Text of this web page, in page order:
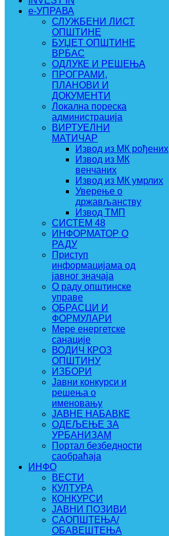
e-УПРАВА
СЛУЖБЕНИ ЛИСТ
ОПШТИНЕ
БУЏЕТ ОПШТИНЕ
ВРБАС
ОДЛУКЕ И РЕШЕЊА
ПРОГРАМИ,
ПЛАНОВИ И
ДОКУМЕНТИ
Локална пореска
администрација
ВИРТУЕЛНИ
МАТИЧАР
Извод из МК рођених
Извод из МК
венчаних
Извод из МК умрлих
Уверење о
држављанству
Извод ТМП
СИСТЕМ 48
ИНФОРМАТОР О
РАДУ
Приступ
информацијама од
јавног значаја
О раду општинске
управе
ОБРАСЦИ И
ФОРМУЛАРИ
Мере енергетске
санације
ВОДИЧ КРОЗ
ОПШТИНУ
ИЗБОРИ
Јавни конкурси и
решења о
именовању
ЈАВНЕ НАБАВКЕ
ОДЕЉЕЊЕ ЗА
УРБАНИЗАМ
Портал безбедности
саобраћаја
ИНФО
ВЕСТИ
КУЛТУРА
КОНКУРСИ
ЈАВНИ ПОЗИВИ
САОПШТЕЊА/
ОБАВЕШТЕЊА